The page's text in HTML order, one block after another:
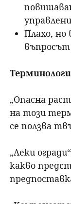
Плахо, но
въпросът
„Опасна
на този
се ползва
„Леки
какво